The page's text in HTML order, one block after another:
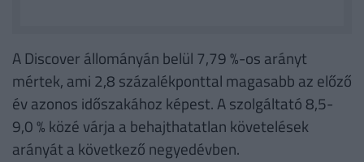
A Discover állományán belül 7,79 %-os arányt
mértek, ami 2,8 százalékponttal magasabb az előző
év azonos időszakához képest. A szolgáltató 8,5-
9,0 % közé várja a behajthatatlan követelések
arányát a következő negyedévben.